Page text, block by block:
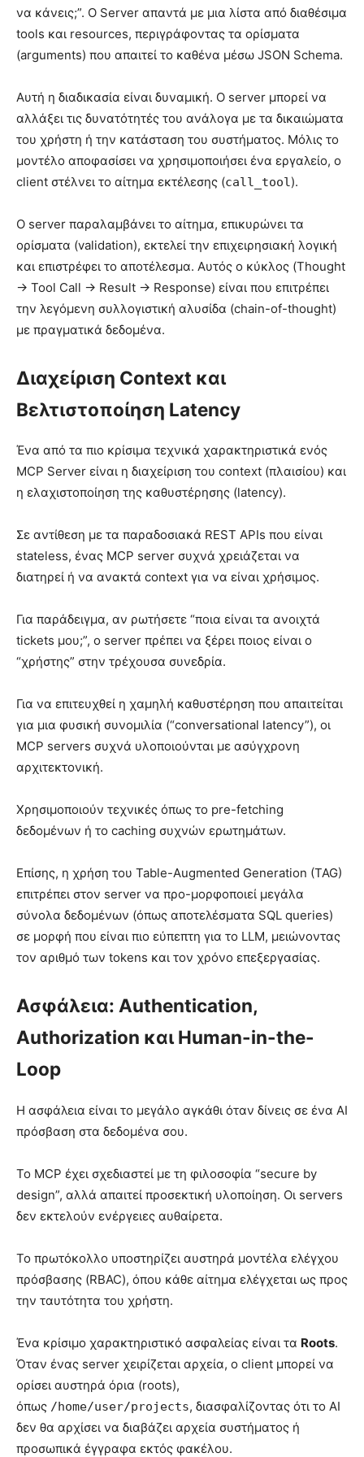
να κάνεις;”. Ο Server απαντά με μια λίστα από διαθέσιμα
tools και resources, περιγράφοντας τα ορίσματα
(arguments) που απαιτεί το καθένα μέσω JSON Schema.
Αυτή η διαδικασία είναι δυναμική. Ο server μπορεί να
αλλάξει τις δυνατότητές του ανάλογα με τα δικαιώματα
του χρήστη ή την κατάσταση του συστήματος. Μόλις το
μοντέλο αποφασίσει να χρησιμοποιήσει ένα εργαλείο, ο
client στέλνει το αίτημα εκτέλεσης (call_tool).
Ο server παραλαμβάνει το αίτημα, επικυρώνει τα
ορίσματα (validation), εκτελεί την επιχειρησιακή λογική
και επιστρέφει το αποτέλεσμα. Αυτός ο κύκλος (Thought
-> Tool Call -> Result -> Response) είναι που επιτρέπει
την λεγόμενη συλλογιστική αλυσίδα (chain-of-thought)
με πραγματικά δεδομένα.
Διαχείριση Context και
Βελτιστοποίηση Latency
Ένα από τα πιο κρίσιμα τεχνικά χαρακτηριστικά ενός
MCP Server είναι η διαχείριση του context (πλαισίου) και
η ελαχιστοποίηση της καθυστέρησης (latency).
Σε αντίθεση με τα παραδοσιακά REST APIs που είναι
stateless, ένας MCP server συχνά χρειάζεται να
διατηρεί ή να ανακτά context για να είναι χρήσιμος.
Για παράδειγμα, αν ρωτήσετε “ποια είναι τα ανοιχτά
tickets μου;”, ο server πρέπει να ξέρει ποιος είναι ο
“χρήστης” στην τρέχουσα συνεδρία.
Για να επιτευχθεί η χαμηλή καθυστέρηση που απαιτείται
για μια φυσική συνομιλία (“conversational latency”), οι
MCP servers συχνά υλοποιούνται με ασύγχρονη
αρχιτεκτονική.
Χρησιμοποιούν τεχνικές όπως το pre-fetching
δεδομένων ή το caching συχνών ερωτημάτων.
Επίσης, η χρήση του Table-Augmented Generation (TAG)
επιτρέπει στον server να προ-μορφοποιεί μεγάλα
σύνολα δεδομένων (όπως αποτελέσματα SQL queries)
σε μορφή που είναι πιο εύπεπτη για το LLM, μειώνοντας
τον αριθμό των tokens και τον χρόνο επεξεργασίας.
Ασφάλεια: Authentication,
Authorization και Human-in-the-
Loop
Η ασφάλεια είναι το μεγάλο αγκάθι όταν δίνεις σε ένα AI
πρόσβαση στα δεδομένα σου.
Το MCP έχει σχεδιαστεί με τη φιλοσοφία “secure by
design”, αλλά απαιτεί προσεκτική υλοποίηση. Οι servers
δεν εκτελούν ενέργειες αυθαίρετα.
Το πρωτόκολλο υποστηρίζει αυστηρά μοντέλα ελέγχου
πρόσβασης (RBAC), όπου κάθε αίτημα ελέγχεται ως προς
την ταυτότητα του χρήστη.
Ένα κρίσιμο χαρακτηριστικό ασφαλείας είναι τα Roots.
Όταν ένας server χειρίζεται αρχεία, ο client μπορεί να
ορίσει αυστηρά όρια (roots),
όπως /home/user/projects, διασφαλίζοντας ότι το AI
δεν θα αρχίσει να διαβάζει αρχεία συστήματος ή
προσωπικά έγγραφα εκτός φακέλου.